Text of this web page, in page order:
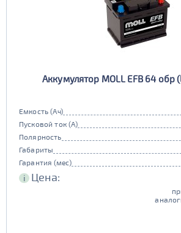
Аккумулятор MOLL EFB 64 обр
Емкость (Ач)
Пусковой ток (А)
Полярность
Габариты
Гарантия (мес)
i Цена: